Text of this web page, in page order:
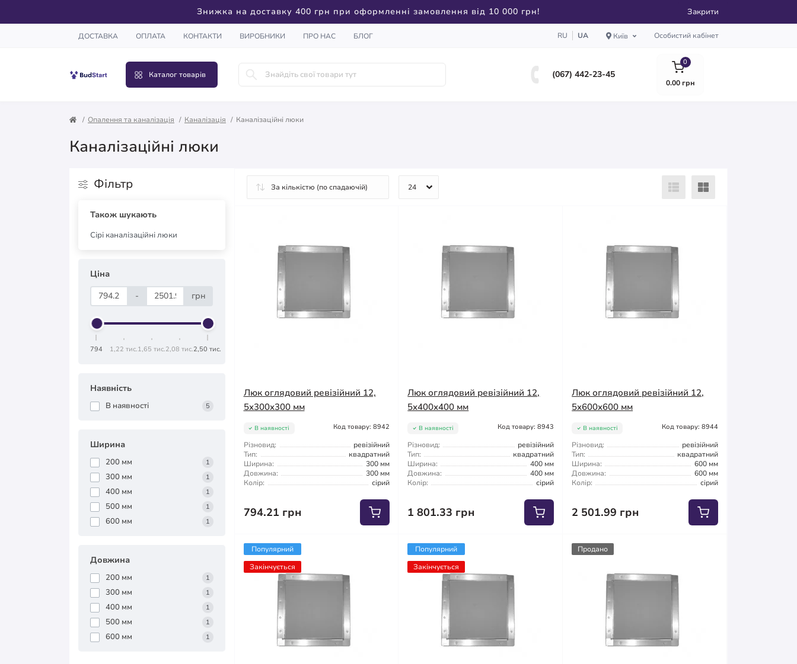
Знижка на доставку 400 грн при оформленні замовлення від 10 000 грн! Закрити
ДОСТАВКА ОПЛАТА КОНТАКТИ ВИРОБНИКИ ПРО НАС БЛОГ RU UA Київ Особистий кабінет
Каталог товарів (067) 442-23-45
0
0.00 грн
Опалення та каналізація Каналізація Каналізаційні люки
Каналізаційні люки
Фільтр
Також шукають
Сірі каналізаційні люки
Ціна
-
грн
794 1,22 тис.1,65 тис.2,08 тис.2,50 тис.
Наявність
В наявності 5
Ширина
200 мм 1
300 мм 1
400 мм 1
500 мм 1
600 мм 1
Довжина
200 мм 1
300 мм 1
400 мм 1
500 мм 1
600 мм 1
Люк оглядовий ревізійний 12,
5x300x300 мм
В наявності Код товару: 8942
Різновид:
ревізійний
Тип:
квадратний
Ширина:
300 мм
Довжина:
300 мм
Колір:
сірий
794.21 грн
Люк оглядовий ревізійний 12,
5x400x400 мм
В наявності Код товару: 8943
Різновид:
ревізійний
Тип:
квадратний
Ширина:
400 мм
Довжина:
400 мм
Колір:
сірий
1 801.33 грн
Люк оглядовий ревізійний 12,
5x600x600 мм
В наявності Код товару: 8944
Різновид:
ревізійний
Тип:
квадратний
Ширина:
600 мм
Довжина:
600 мм
Колір:
сірий
2 501.99 грн
Популярний
Закінчується
Популярний
Закінчується
Продано